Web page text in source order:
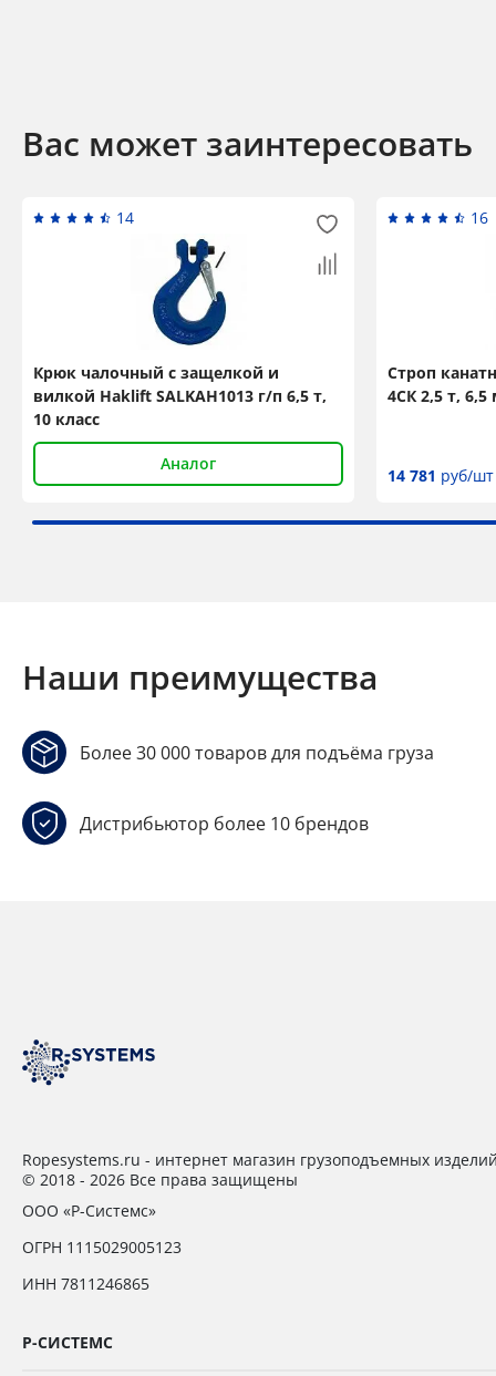
Вас может заинтересовать
14
Крюк чалочный с защелкой и
вилкой Haklift SALKAH1013 г/п 6,5 т,
10 класс
Аналог
16
Строп
4СК 2,5 т,
14 781 руб/шт
Наши преимущества
Более 30 000 товаров для подъёма груза
Дистрибьютор более 10 брендов
Ropesystems.ru - интернет магазин грузоподъемных
© 2018 - 2026 Все права защищены
ООО «Р-Системс»
ОГРН 1115029005123
ИНН 7811246865
Р-СИСТЕМС